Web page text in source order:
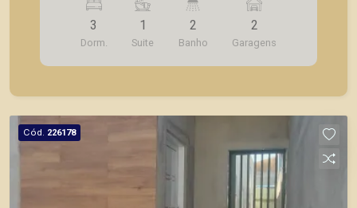
serviço; - Jardim de inverno; - Quintal; - 02 vagas
de garagem. A Piramid tem como objetivo
atender seus clientes com agilidade e segurança,
em locação, vendas de imóveis prontos, usados
3
Dorm.
1
Suite
2
Banho
2
Garagens
Cód. 226178